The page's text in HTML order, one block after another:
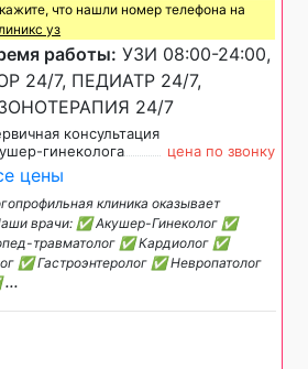
что нашли номер телефона на
уз
работы: УЗИ 08:00-24:00,
24/7, ПЕДИАТР 24/7,
24/7
консультация
гинеколога
цена по звонку
цены
клиника оказывает
врачи: ✅ Акушер-Гинеколог ✅
травматолог ✅ Кардиолог ✅
✅ Гастроэнтеролог ✅ Невропатолог
...